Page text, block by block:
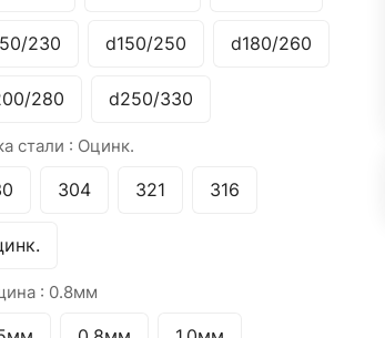
230 d150/250 d180/260
280 d250/330
стали : Оцинк.
304 321 316
: 0.8мм